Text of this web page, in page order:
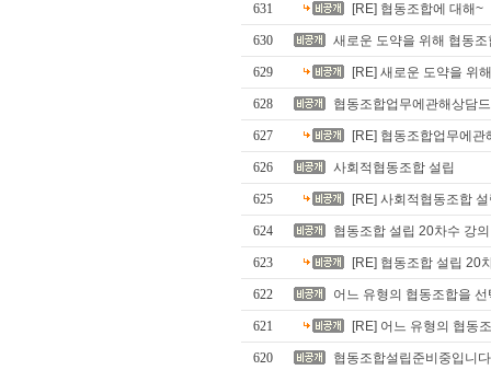
631 [RE] 협동조합에 대해~
630 새로운 도약을 위해 협동
629 [RE] 새로운 도약을 위
628 협동조합업무에관해상담
627 [RE] 협동조합업무에관
626 사회적협동조합 설립
625 [RE] 사회적협동조합
624 협동조합 설립 20차수 강
623 [RE] 협동조합 설립 20
622 어느 유형의 협동조합을
621 [RE] 어느 유형의 협동
620 협동조합설립준비중입니다